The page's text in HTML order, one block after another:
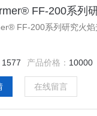
FF-200系列
FF-200系列研究火
1577 产品价格： 10000
在线留言